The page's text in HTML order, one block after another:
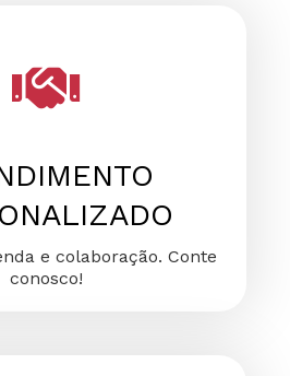
e colaboração. Conte
conosco!